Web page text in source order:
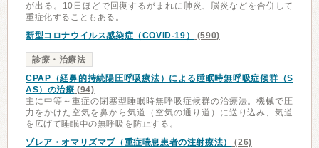
が出る。10日ほどで回復するがまれに肺炎、脳炎などを合併して
重症化することもある。
新型コロナウイルス感染症（COVID-19）
(590)
診療・治療法
CPAP（経鼻的持続陽圧呼吸療法）による睡眠時無呼吸症候群（S
AS）の治療 (94)
主に中等～重症の閉塞型睡眠時無呼吸症候群の治療法。機械で圧
力をかけた空気を鼻から気道（空気の通り道）に送り込み、気道
を広げて睡眠中の無呼吸を防止する。
ゾレア・オマリズマブ（重症喘息患者の注射療法）
(26)